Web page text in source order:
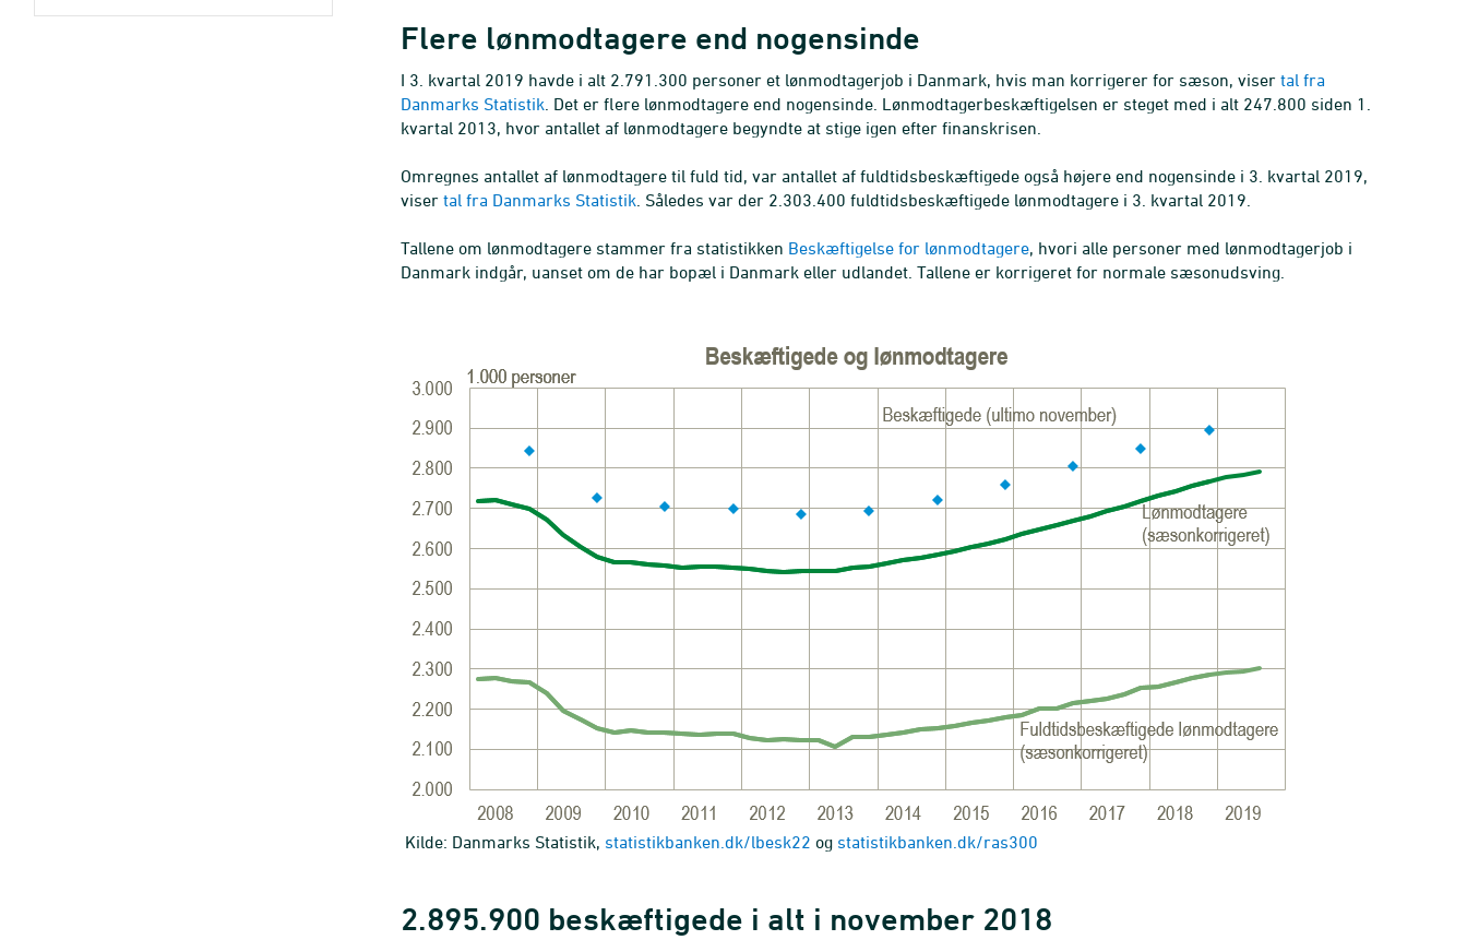
Flere lønmodtagere end nogensinde
I 3. kvartal 2019 havde i alt 2.791.300 personer et lønmodtagerjob i Danmark, hvis man korrigerer for sæson, viser tal fra
Danmarks Statistik . Det er flere lønmodtagere end nogensinde. Lønmodtagerbeskæftigelsen er steget med i alt 247.800 siden 1.
kvartal 2013, hvor antallet af lønmodtagere begyndte at stige igen efter finanskrisen.
Omregnes antallet af lønmodtagere til fuld tid, var antallet af fuldtidsbeskæftigede også højere end nogensinde i 3. kvartal 2019,
viser tal fra Danmarks Statistik . Således var der 2.303.400 fuldtidsbeskæftigede lønmodtagere i 3. kvartal 2019.
Tallene om lønmodtagere stammer fra statistikken Beskæftigelse for lønmodtagere, hvori alle personer med lønmodtagerjob i
Danmark indgår, uanset om de har bopæl i Danmark eller udlandet. Tallene er korrigeret for normale sæsonudsving.
Kilde: Danmarks Statistik, statistikbanken.dk/lbesk22 og statistikbanken.dk/ras300
2.895.900 beskæftigede i alt i november 2018